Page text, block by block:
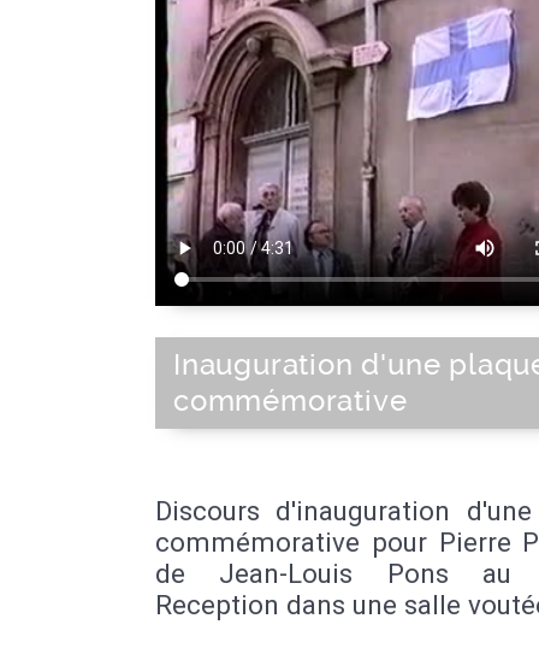
Inauguration d'une
commémorative
Discours d'inauguration
commémorative pour Pierre
de Jean-Louis Pons au
Reception dans une salle